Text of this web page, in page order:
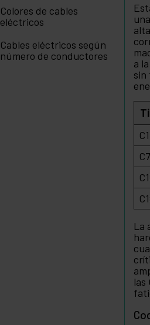
Colores de cables
eléctricos
Cables eléctricos según
número de conductores
a
sin
La
las